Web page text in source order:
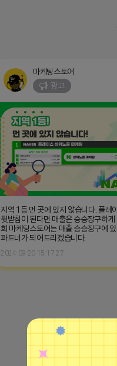
마케팅스토어
광고
지역 1등 먼 곳에 있지 않습니다. 플레
뒷받침이 된다면 매출은 승승장구하게
희 마케팅스토어는 매출 승승장구에
파트너가 되어드리겠습니다.
2024-09-20 15:17:27